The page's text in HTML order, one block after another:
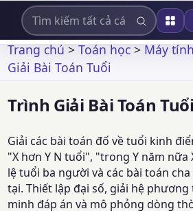
Trang chủ>Toán học>Máy
Giải Bài Toán Tuổi
Trình Giải Bài Toán Tuổi
Giải các bài toán đố về tuổi kinh
"X hơn Y N tuổi", "trong Y năm nữa
lệ tuổi ba người và các bài toán
tại. Thiết lập đại số, giải hệ
minh đáp án và mô phỏng dòng